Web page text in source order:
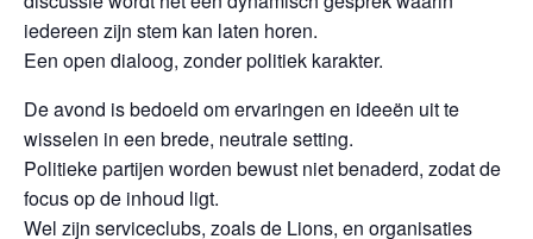
iedereen zijn stem kan laten horen.
Een open dialoog, zonder politiek karakter.
De avond is bedoeld om ervaringen en ideeën uit te
wisselen in een brede, neutrale setting.
Politieke partijen worden bewust niet benaderd, zodat de
focus op de inhoud ligt.
Wel zijn serviceclubs, zoals de Lions, en organisaties